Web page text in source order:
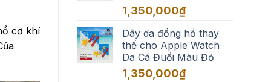
cơ khí
1,650,000₫
1,350,000₫
Dây da đồng hồ thay
thế cho Apple Watch
Da Cá Đuối Màu Đỏ
1,350,000₫